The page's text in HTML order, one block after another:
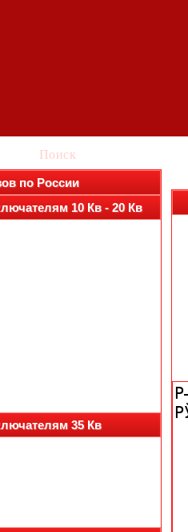
Поиск
по России
10 Кв - 20 Кв
35 Кв